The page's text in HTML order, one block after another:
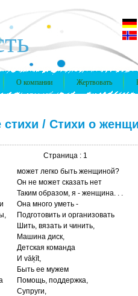
О компании Жертвовать
/ Стихи о
Страница : 1
может легко быть женщиной?
Он не может сказать нет
Таким образом, я - женщина. . .
Она много уметь -
Подготовить и организовать
Шить, вязать и чинить,
Машина диск,
Детская команда
И vāķīt,
Быть ее мужем
Помощь, поддержка,
Супруги,